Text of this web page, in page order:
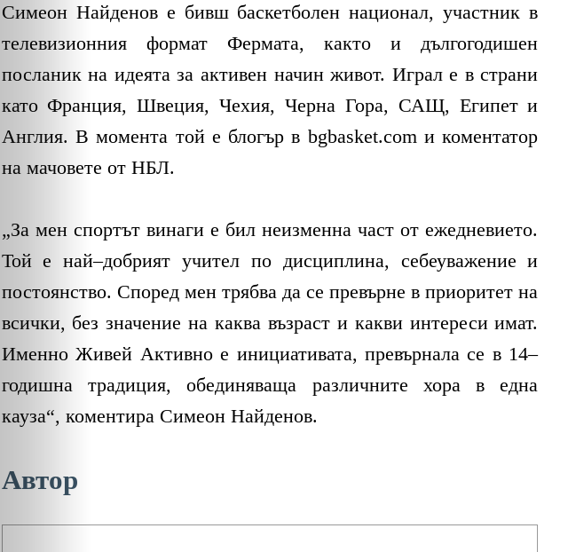
ЗА
НАС
Симеон Найденов е бивш баскетболен национал, участник в
телевизионния формат Фермата, както и дългогодишен
посланик на идеята за активен начин живот. Играл е в страни
като Франция, Швеция, Чехия, Черна Гора, САЩ, Египет и
Англия. В момента той е блогър в bgbasket.com и коментатор
на мачовете от НБЛ.
„За мен спортът винаги е бил неизменна част от ежедневието.
Той е най–добрият учител по дисциплина, себеуважение и
постоянство. Според мен трябва да се превърне в приоритет на
всички, без значение на каква възраст и какви интереси имат.
Именно Живей Активно е инициативата, превърнала се в 14–
годишна традиция, обединяваща различните хора в една
кауза“, коментира Симеон Найденов.
Автор